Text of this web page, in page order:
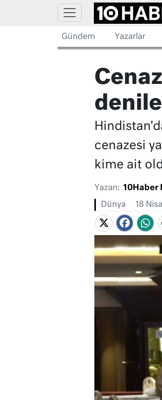
Gündem Yazarlar
cenazesi
kime ait
Yazan: 10Haber
Dünya 18